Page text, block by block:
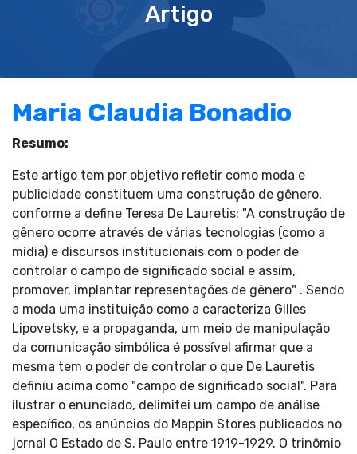
Artigo
Maria Claudia Bonadio
Resumo:
Este artigo tem por objetivo refletir como moda e
publicidade constituem uma construção de gênero,
conforme a define Teresa De Lauretis: "A construção de
gênero ocorre através de várias tecnologias (como a
mídia) e discursos institucionais com o poder de
controlar o campo de significado social e assim,
promover, implantar representações de gênero" . Sendo
a moda uma instituição como a caracteriza Gilles
Lipovetsky, e a propaganda, um meio de manipulação
da comunicação simbólica é possível afirmar que a
mesma tem o poder de controlar o que De Lauretis
definiu acima como "campo de significado social". Para
ilustrar o enunciado, delimitei um campo de análise
específico, os anúncios do Mappin Stores publicados no
jornal O Estado de S. Paulo entre 1919-1929. O trinômio